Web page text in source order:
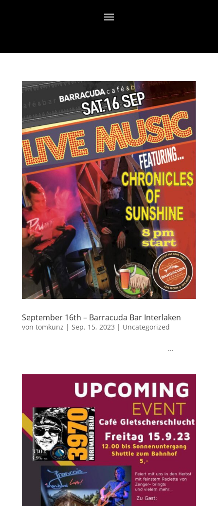
September 16th – Barracuda Bar Interlaken
von tomkunz | Sep. 15, 2023 | Uncategorized
...